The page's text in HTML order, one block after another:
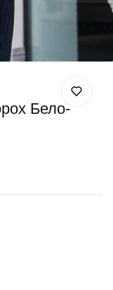
Бело-